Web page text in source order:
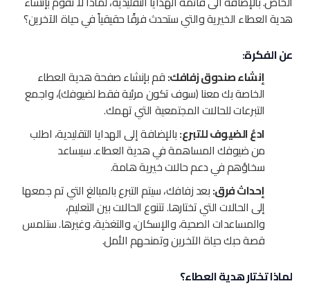
هدية العطاء الخيرية والتي ستحدث فرقًا حقيقياً في حياة الآخرين؟
عن الفكرة:
إنشاء صندوق زفافك:قم بإنشاء صفحة هدية العطاء
الخاصة بك معنا (سوف تكون مرئية فقط لضيوفك)، واجمع
التبرعات للحالات المجتمعية التي تهمك.
ادعُ الضيوف للتبرع:بالإضافة إلى الهدايا التقليدية، اطلب
من ضيوفك المساهمة في هدية العطاء. سيساعد
سخاؤهم في دعم حالات خيرية هامة.
إحداث فرق:بعد زفافك، سيتم التبرع بالمبالغ التي تم جمعها
إلى الحالات التي تختارها. تتنوع الحالات بين التعليم،
والمساعدات الصحية، والإسكان، والتغذية، وغيرها. ستلمس
قصة حبك حياة الآخرين وتمنحهم الأمل.
لماذا تختار هدية العطاء؟